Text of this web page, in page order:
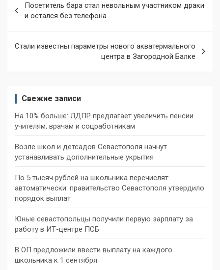
по
записям
Посетитель бара стал невольным участником драки
и остался без телефона
Стали известны параметры нового акватермального
центра в Загородной Балке
Свежие записи
На 10% больше: ЛДПР предлагает увеличить пенсии
учителям, врачам и соцработникам
Возле школ и детсадов Севастополя начнут
устанавливать дополнительные укрытия
По 5 тысяч рублей на школьника перечислят
автоматически: правительство Севастополя утвердило
порядок выплат
Юные севастопольцы получили первую зарплату за
работу в ИТ-центре ПСБ
В ОП предложили ввести выплату на каждого
школьника к 1 сентября